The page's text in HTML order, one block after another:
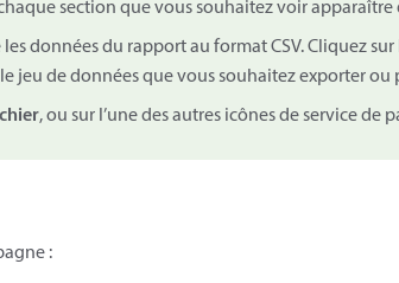
section que vous souhaitez voir apparaître
données du rapport au format CSV. Cliquez sur
jeu de données que vous souhaitez exporter ou
, ou sur l’une des autres icônes de service de
: